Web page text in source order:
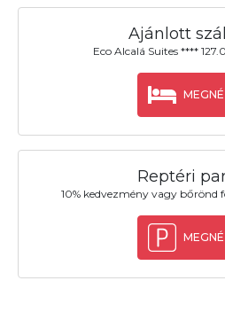
Ajánlott
Eco Alcalá Suites ****
Reptéri
10% kedvezmény vagy bőrönd